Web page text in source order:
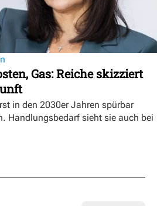
Gas: Reiche skizziert
in den 2030er Jahren spürbar
Handlungsbedarf sieht sie auch bei